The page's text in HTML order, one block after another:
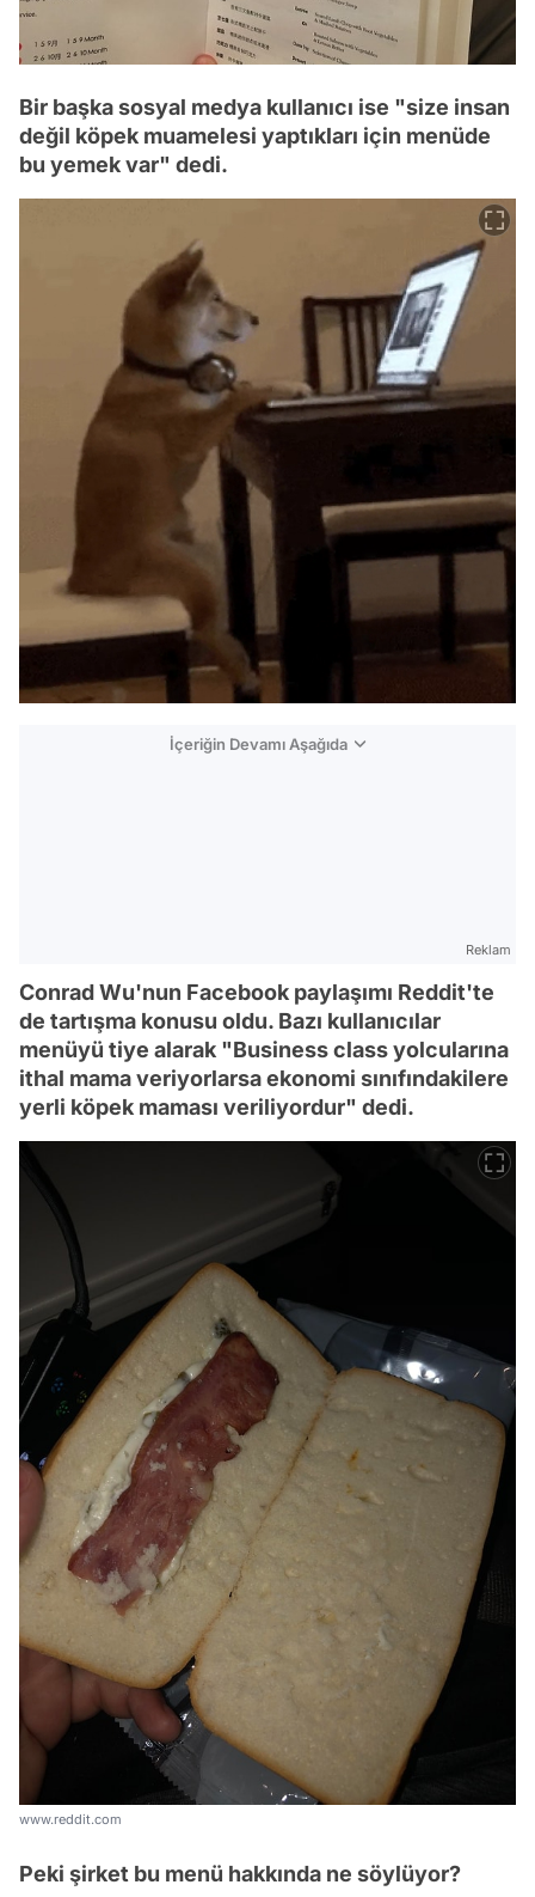
Bir başka sosyal medya kullanıcı ise "size insan
değil köpek muamelesi yaptıkları için menüde
bu yemek var" dedi.
İçeriğin Devamı Aşağıda
Reklam
Conrad Wu'nun Facebook paylaşımı Reddit'te
de tartışma konusu oldu. Bazı kullanıcılar
menüyü tiye alarak "Business class yolcularına
ithal mama veriyorlarsa ekonomi sınıfındakilere
yerli köpek maması veriliyordur" dedi.
www.reddit.com
Peki şirket bu menü hakkında ne söylüyor?